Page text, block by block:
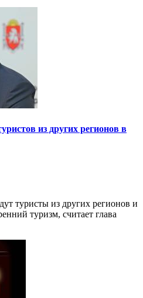
из других регионов в
туристы из других регионов и
туризм, считает глава